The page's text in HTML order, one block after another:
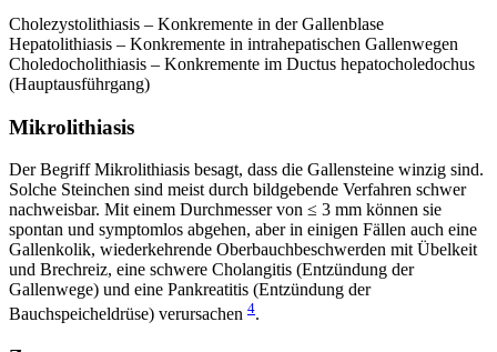
Cholezystolithiasis – Konkremente in der Gallenblase
Hepatolithiasis – Konkremente in intrahepatischen Gallenwegen
Choledocholithiasis – Konkremente im Ductus hepatocholedochus
(Hauptausführgang)
Mikrolithiasis
Der Begriff Mikrolithiasis besagt, dass die Gallensteine winzig sind.
Solche Steinchen sind meist durch bildgebende Verfahren schwer
nachweisbar. Mit einem Durchmesser von ≤ 3 mm können sie
spontan und symptomlos abgehen, aber in einigen Fällen auch eine
Gallenkolik, wiederkehrende Oberbauchbeschwerden mit Übelkeit
und Brechreiz, eine schwere Cholangitis (Entzündung der
Gallenwege) und eine Pankreatitis (Entzündung der
Bauchspeicheldrüse) verursachen 4.